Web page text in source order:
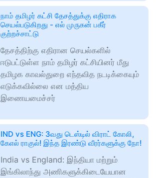
நாம் தமிழர் கட்சி தேசத்துக்கு எதிராக
செயல்படுகிறது - எல் முருகன் பகீர்
குற்றச்சாட்டு
தேசத்திற்கு எதிரான செயல்களில்
ஈடுபட்டுள்ள நாம் தமிழர் கட்சியினர் மீது
தமிழக காவல்துறை எந்தவித நடடிக்கையும்
எடுக்கவில்லை என மத்திய
இணையமைச்சர்
IND vs ENG: 3வது டெஸ்டில் விராட் கோலி,
கேஎல் ராகுல்! இந்த இரண்டு வீரர்களுக்கு நோ!
India vs England: இந்தியா மற்றும்
இங்கிலாந்து அணிகளுக்கிடையேயான